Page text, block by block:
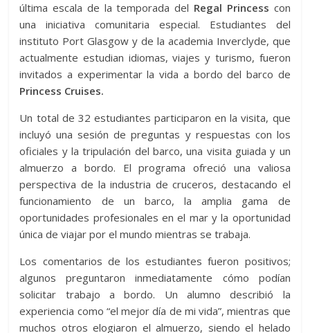
última escala de la temporada del Regal Princess con
una iniciativa comunitaria especial. Estudiantes del
instituto Port Glasgow y de la academia Inverclyde, que
actualmente estudian idiomas, viajes y turismo, fueron
invitados a experimentar la vida a bordo del barco de
Princess Cruises.
Un total de 32 estudiantes participaron en la visita, que
incluyó una sesión de preguntas y respuestas con los
oficiales y la tripulación del barco, una visita guiada y un
almuerzo a bordo. El programa ofreció una valiosa
perspectiva de la industria de cruceros, destacando el
funcionamiento de un barco, la amplia gama de
oportunidades profesionales en el mar y la oportunidad
única de viajar por el mundo mientras se trabaja.
Los comentarios de los estudiantes fueron positivos;
algunos preguntaron inmediatamente cómo podían
solicitar trabajo a bordo. Un alumno describió la
experiencia como “el mejor día de mi vida”, mientras que
muchos otros elogiaron el almuerzo, siendo el helado